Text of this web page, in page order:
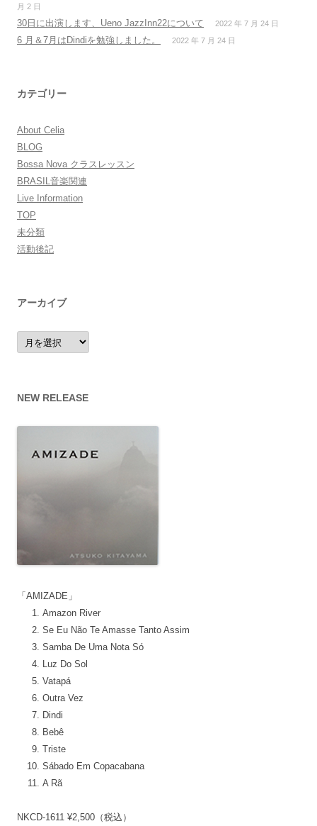
月 2 日
30日に出演します、Ueno JazzInn22について 2022 年 7 月 24 日
6 月＆7月はDindiを勉強しました。 2022 年 7 月 24 日
カテゴリー
About Celia
BLOG
Bossa Nova クラスレッスン
BRASIL音楽関連
Live Information
TOP
未分類
活動後記
アーカイブ
ア
ー
NEW RELEASE
「AMIZADE」
Amazon River
Se Eu Não Te Amasse Tanto Assim
Samba De Uma Nota Só
Luz Do Sol
Vatapá
Outra Vez
Dindi
Bebê
Triste
Sábado Em Copacabana
A Rã
NKCD-1611 ¥2,500（税込）